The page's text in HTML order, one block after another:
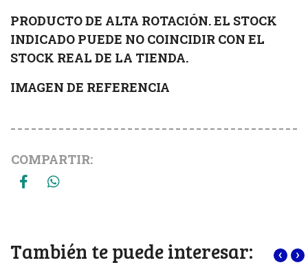
PRODUCTO DE ALTA ROTACIÓN. EL STOCK
INDICADO PUEDE NO COINCIDIR CON EL
STOCK REAL DE LA TIENDA.
IMAGEN DE REFERENCIA
COMPARTIR:
También te puede interesar: ‹ ›